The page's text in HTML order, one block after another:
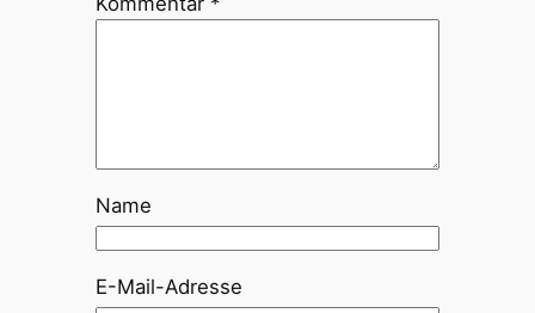
Name
E-Mail-Adresse